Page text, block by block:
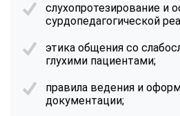
слухопротезирование и
сурдопедагогической
этика общения со
глухими пациентами;
правила ведения и
документации;